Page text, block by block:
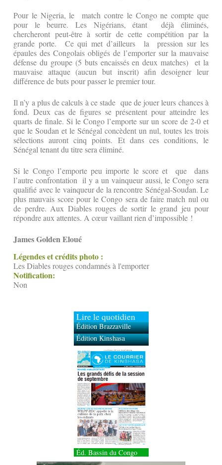
Pour le Nigeria, le match contre le Congo ne compte que
pour le beurre. Les Nigérians, étant déjà éliminés,
chercheront peut-être à sortir de cette compétition par la
grande porte. Ce qui met d’ailleurs la pression sur les
épaules des Congolais obligés de l’emporter sur la mauvaise
défense du groupe (5 buts encaissés en deux matches) et la
mauvaise attaque (aucun but inscrit) afin desoigner leur
différence de buts pour passer le premier tour.
Il n’y a plus de calculs à ce stade que de jouer leurs chances à
fond. Deux cas de figures se présentent pour atteindre les
quarts de finale. Si le Congo l’emporte sur un score de 2-0 et
que le Soudan et le Sénégal concèdent un nul, toutes les trois
sélections auront cinq points. Et dans ces conditions, le
Sénégal tenant du titre sera éliminé.
Si le Congo l’emporte peu importe le score et que dans
l’autre confrontation il y a un vainqueur aussi, le Congo sera
qualifié avec le vainqueur de la rencontre Sénégal-Soudan. Le
plus mauvais score pour le Congo sera de faire match nul ou
de perdre. Aux Diables rouges de sortir le grand jeu pour
répondre aux attentes. A cœur vaillant rien d’impossible !
James Golden Eloué
Légendes et crédits photo :
Les Diables rouges condamnés à l'emporter
Notification:
Non
Lire le quotidien
Édition Brazzaville
Édition Kinshasa
Éd. Bassin du Congo